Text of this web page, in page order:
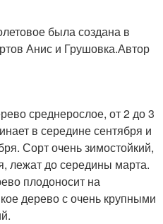
была создана в
Анис и Грушовка.Автор
среднерослое, от 2 до 3
в середине сентября и
Сорт очень зимостойкий,
лежат до середины марта.
плодоносит на
дерево с очень крупными